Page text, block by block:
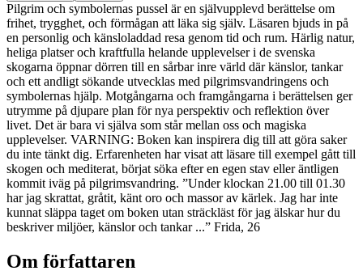
Pilgrim och symbolernas pussel är en självupplevd berättelse om
frihet, trygghet, och förmågan att läka sig själv. Läsaren bjuds in på
en personlig och känsloladdad resa genom tid och rum. Härlig natur,
heliga platser och kraftfulla helande upplevelser i de svenska
skogarna öppnar dörren till en sårbar inre värld där känslor, tankar
och ett andligt sökande utvecklas med pilgrimsvandringens och
symbolernas hjälp. Motgångarna och framgångarna i berättelsen ger
utrymme på djupare plan för nya perspektiv och reflektion över
livet. Det är bara vi själva som står mellan oss och magiska
upplevelser. VARNING: Boken kan inspirera dig till att göra saker
du inte tänkt dig. Erfarenheten har visat att läsare till exempel gått till
skogen och mediterat, börjat söka efter en egen stav eller äntligen
kommit iväg på pilgrimsvandring. ”Under klockan 21.00 till 01.30
har jag skrattat, gråtit, känt oro och massor av kärlek. Jag har inte
kunnat släppa taget om boken utan sträckläst för jag älskar hur du
beskriver miljöer, känslor och tankar ...” Frida, 26
Om författaren